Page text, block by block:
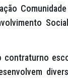
contraturno